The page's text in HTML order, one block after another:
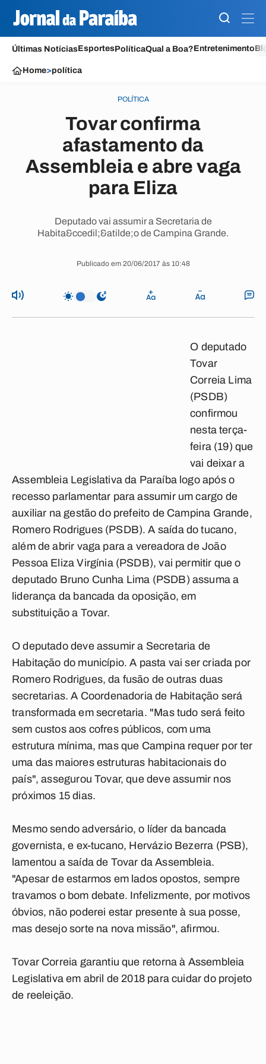
Últimas NotíciasEsportesPolíticaQual a Boa?Entretenimento
Home>política
POLÍTICA
Tovar confirma
afastamento da
Assembleia e abre vaga
para Eliza
Deputado vai assumir a Secretaria de
Habita&ccedil;&atilde;o de Campina Grande.
Publicado em 20/06/2017 às 10:48
O deputado
Tovar
Correia Lima
(PSDB)
confirmou
nesta terça-
feira (19) que
vai deixar a
Assembleia Legislativa da Paraíba logo após o
recesso parlamentar para assumir um cargo de
auxiliar na gestão do prefeito de Campina Grande,
Romero Rodrigues (PSDB). A saída do tucano,
além de abrir vaga para a vereadora de João
Pessoa Eliza Virgínia (PSDB), vai permitir que o
deputado Bruno Cunha Lima (PSDB) assuma a
liderança da bancada da oposição, em
substituição a Tovar.
O deputado deve assumir a Secretaria de
Habitação do município. A pasta vai ser criada por
Romero Rodrigues, da fusão de outras duas
secretarias. A Coordenadoria de Habitação será
transformada em secretaria. "Mas tudo será feito
sem custos aos cofres públicos, com uma
estrutura mínima, mas que Campina requer por ter
uma das maiores estruturas habitacionais do
país", assegurou Tovar, que deve assumir nos
próximos 15 dias.
Mesmo sendo adversário, o líder da bancada
governista, e ex-tucano, Hervázio Bezerra (PSB),
lamentou a saída de Tovar da Assembleia.
"Apesar de estarmos em lados opostos, sempre
travamos o bom debate. Infelizmente, por motivos
óbvios, não poderei estar presente à sua posse,
mas desejo sorte na nova missão", afirmou.
Tovar Correia garantiu que retorna à Assembleia
Legislativa em abril de 2018 para cuidar do projeto
de reeleição.